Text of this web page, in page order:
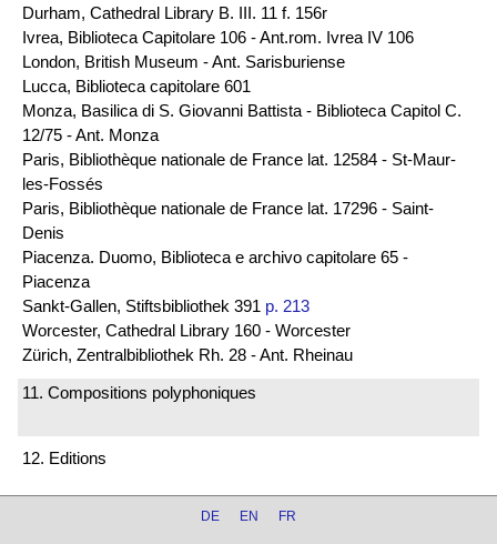
Durham, Cathedral Library B. III. 11 f. 156r
Ivrea, Biblioteca Capitolare 106 - Ant.rom. Ivrea IV 106
London, British Museum - Ant. Sarisburiense
Lucca, Biblioteca capitolare 601
Monza, Basilica di S. Giovanni Battista - Biblioteca Capitol C.
12/75 - Ant. Monza
Paris, Bibliothèque nationale de France lat. 12584 - St-Maur-
les-Fossés
Paris, Bibliothèque nationale de France lat. 17296 - Saint-
Denis
Piacenza. Duomo, Biblioteca e archivo capitolare 65 -
Piacenza
Sankt-Gallen, Stiftsbibliothek 391 p. 213
Worcester, Cathedral Library 160 - Worcester
Zürich, Zentralbibliothek Rh. 28 - Ant. Rheinau
11. Compositions polyphoniques
12. Editions
DE EN FR